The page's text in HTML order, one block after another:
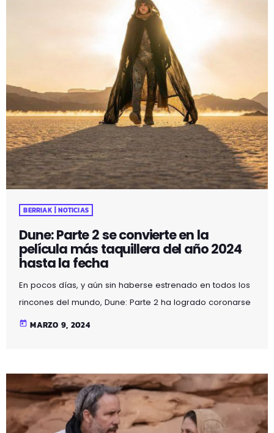
BERRIAK | NOTICIAS
Dune: Parte 2 se convierte en la
película más taquillera del año 2024
hasta la fecha
En pocos días, y aún sin haberse estrenado en todos los
rincones del mundo, Dune: Parte 2 ha logrado coronarse
como la película más taquillera del año hasta la fecha.
hasta diciembre. La obra de Denis Villeneuve ha
recaudado ya 189,8 millones de dólares en 21 países,
superando con creces los ingresos totales de otras […]
today MARZO 9, 2024